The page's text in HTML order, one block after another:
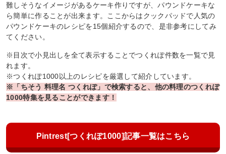
難しそうなイメージがあるケーキ作りですが、パウンドケーキな
ら簡単に作ることが出来ます。ここからはクックパッドで人気の
パウンドケーキのレシピを15個紹介するので、是非参考にしてみ
てください。
※目次で小見出しを全て表示することでつくれぽ件数を一覧で見
れます。
※つくれぽ1000以上のレシピを厳選して紹介しています。
※「ちそう 料理名 つくれぽ」で検索すると、他の料理のつくれぽ
1000特集を見ることができます！
Pintrest[つくれぽ1000]記事一覧はこちら